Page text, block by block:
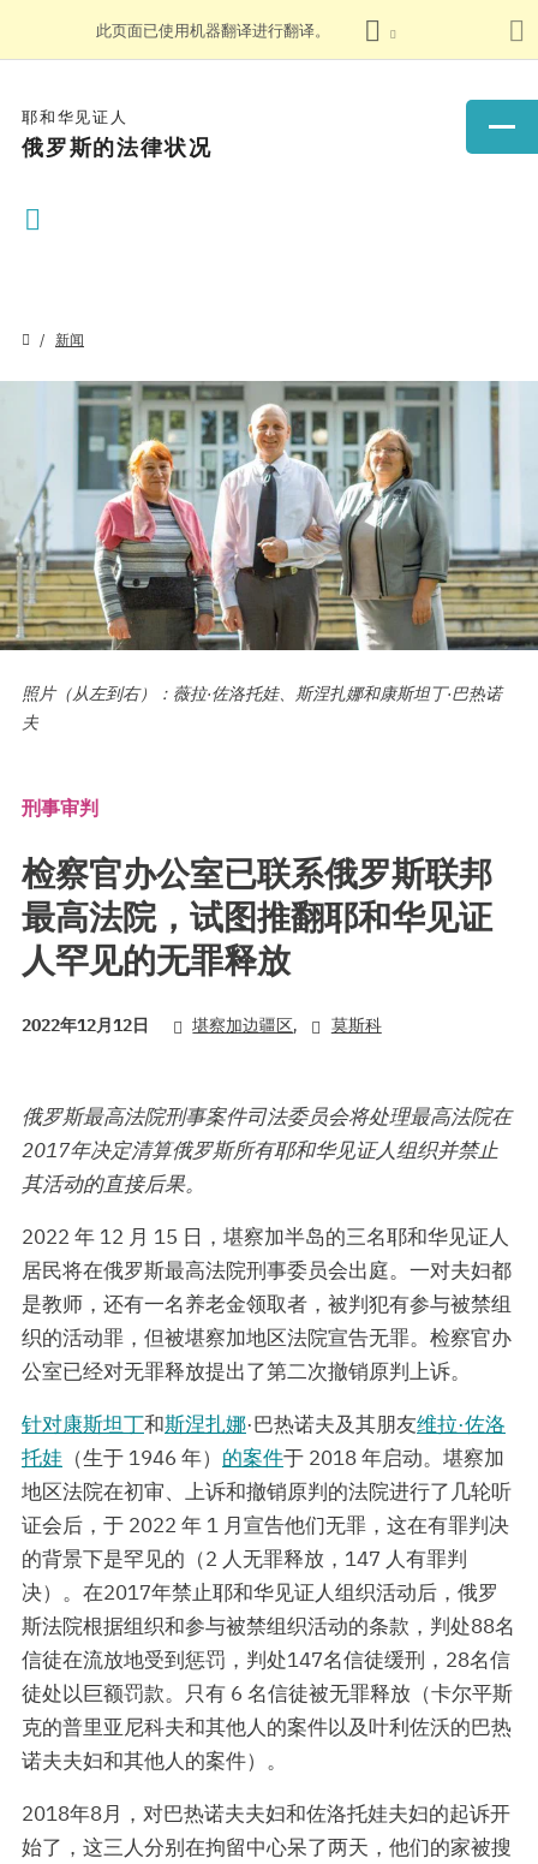
此页面已使用机器翻译进行翻译。
耶和华见证人
俄罗斯的法律状况
新闻
照片（从左到右）：薇拉·佐洛托娃、斯涅扎娜和康斯坦丁·巴热诺
夫
刑事审判
检察官办公室已联系俄罗斯联邦
最高法院，试图推翻耶和华见证
人罕见的无罪释放
2022年12月12日 堪察加边疆区, 莫斯科
俄罗斯最高法院刑事案件司法委员会将处理最高法院在
2017年决定清算俄罗斯所有耶和华见证人组织并禁止
其活动的直接后果。
2022 年 12 月 15 日，堪察加半岛的三名耶和华见证人
居民将在俄罗斯最高法院刑事委员会出庭。一对夫妇都
是教师，还有一名养老金领取者，被判犯有参与被禁组
织的活动罪，但被堪察加地区法院宣告无罪。检察官办
公室已经对无罪释放提出了第二次撤销原判上诉。
针对康斯坦丁和斯涅扎娜·巴热诺夫及其朋友维拉·佐洛
托娃 （生于 1946 年） 的案件于 2018 年启动。堪察加
地区法院在初审、上诉和撤销原判的法院进行了几轮听
证会后，于 2022 年 1 月宣告他们无罪，这在有罪判决
的背景下是罕见的（2 人无罪释放，147 人有罪判
决）。在2017年禁止耶和华见证人组织活动后，俄罗
斯法院根据组织和参与被禁组织活动的条款，判处88名
信徒在流放地受到惩罚，判处147名信徒缓刑，28名信
徒处以巨额罚款。只有 6 名信徒被无罪释放（卡尔平斯
克的普里亚尼科夫和其他人的案件以及叶利佐沃的巴热
诺夫夫妇和其他人的案件）。
2018年8月，对巴热诺夫夫妇和佐洛托娃夫妇的起诉开
始了，这三人分别在拘留中心呆了两天，他们的家被搜